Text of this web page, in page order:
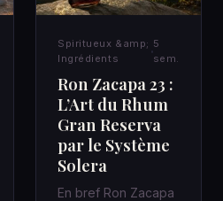
Spiritueux &amp;
Ingrédients
5
sem.
Ron Zacapa 23 :
L’Art du Rhum
Gran Reserva
par le Système
Solera
En bref Ron Zacapa